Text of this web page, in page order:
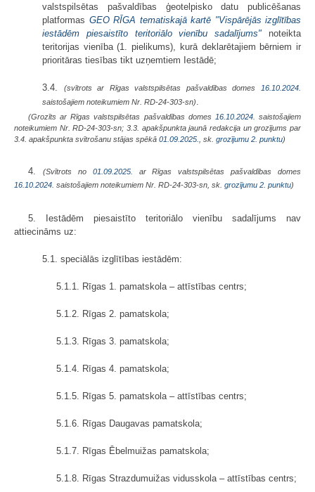
valstspilsētas pašvaldības ģeotelpisko datu publicēšanas
platformas GEO RĪGA tematiskajā kartē "Vispārējās izglītības
iestādēm piesaistīto teritoriālo vienību sadalījums" noteikta
teritorijas vienība (1. pielikums), kurā deklarētajiem bērniem ir
prioritāras tiesības tikt uzņemtiem Iestādē;
3.4. (svītrots ar Rīgas valstspilsētas pašvaldības domes 16.10.2024.
saistošajiem noteikumiem Nr. RD-24-303-sn)
(Grozīts ar Rīgas valstspilsētas pašvaldības domes 16.10.2024.
saistošajiem
noteikumiem Nr. RD-24-303-sn; 3.3. apakšpunkta jaunā redakcija un grozījums par
3.4. apakšpunkta svītrošanu stājas spēkā 01.09.2025. , sk. grozījumu 2. punktu)
4. (Svītrots no 01.09.2025.
ar Rīgas valstspilsētas pašvaldības domes
16.10.2024. saistošajiem noteikumiem Nr. RD-24-303-sn, sk. grozījumu 2. punktu)
5. Iestādēm piesaistīto teritoriālo vienību sadalījums nav
attiecināms uz:
5.1. speciālās izglītības iestādēm:
5.1.1. Rīgas 1. pamatskola – attīstības centrs;
5.1.2. Rīgas 2. pamatskola;
5.1.3. Rīgas 3. pamatskola;
5.1.4. Rīgas 4. pamatskola;
5.1.5. Rīgas 5. pamatskola – attīstības centrs;
5.1.6. Rīgas Daugavas pamatskola;
5.1.7. Rīgas Ēbelmuižas pamatskola;
5.1.8. Rīgas Strazdumuižas vidusskola – attīstības centrs;